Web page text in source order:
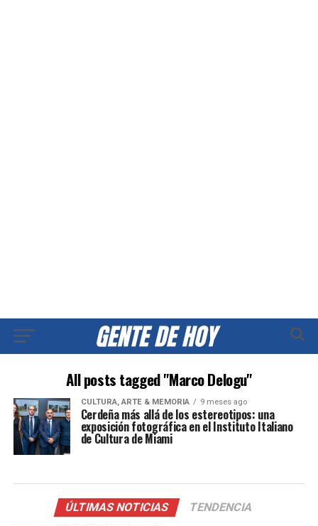
All posts tagged "Marco Delogu"
CULTURA, ARTE & MEMORIA 9 meses ago
Cerdeña más allá de los estereotipos: una
exposición fotográfica en el Instituto Italiano
de Cultura de Miami
ÚLTIMAS NOTICIAS TENDENCIA